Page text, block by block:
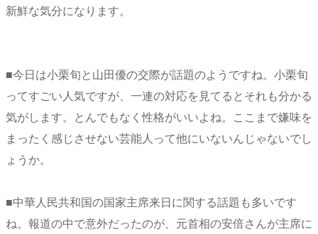
新鮮な気分になります。
■今日は小栗旬と山田優の交際が話題のようですね。小栗旬
ってすごい人気ですが、一連の対応を見てるとそれも分かる
気がします。とんでもなく性格がいいよね。ここまで嫌味を
まったく感じさせない芸能人って他にいないんじゃないでし
ょうか。
■中華人民共和国の国家主席来日に関する話題も多いです
ね。報道の中で意外だったのが、元首相の安倍さんが主席に